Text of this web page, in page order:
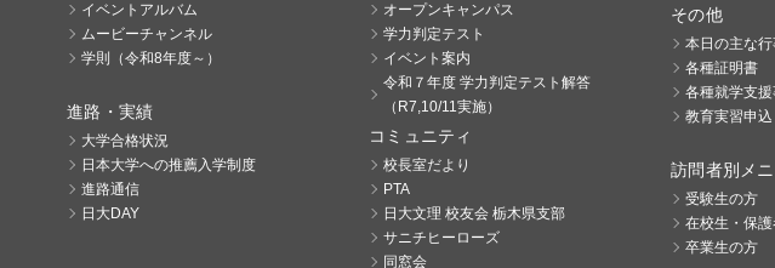
イベントアルバム
ムービーチャンネル
学則（令和8年度～）
進路・実績
大学合格状況
日本大学への推薦入学制度
進路通信
日大DAY
オープンキャンパス
学力判定テスト
イベント案内
令和７年度 学力判定テスト解答
（R7,10/11実施）
コミュニティ
校長室だより
PTA
日大文理 校友会 栃木県支部
サニチヒーローズ
同窓会
その他
本日の主な
各種証明書
各種就学支
教育実習申込
訪問者別メ
受験生の方
在校生・保
卒業生の方